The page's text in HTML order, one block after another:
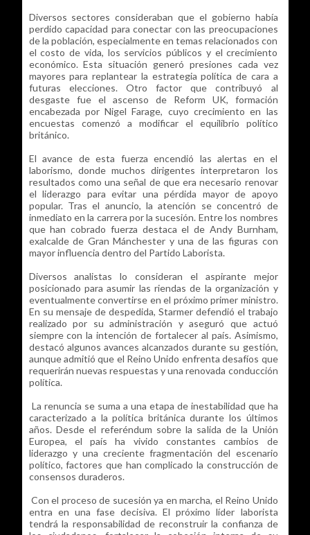
Diversos sectores consideraban que el gobierno había
perdido capacidad para conectar con las preocupaciones
de la población, especialmente en temas relacionados con
el costo de vida, los servicios públicos y el crecimiento
económico. Esta situación generó presiones cada vez
mayores para replantear la estrategia política de cara a
futuras elecciones. Otro factor que contribuyó al
desgaste fue el ascenso de Reform UK, formación
encabezada por Nigel Farage, cuyo crecimiento en las
encuestas comenzó a modificar el equilibrio político
británico.
El avance de esta fuerza encendió las alertas en el
laborismo, donde muchos dirigentes interpretaron los
resultados como una señal de que era necesario renovar
el liderazgo para evitar una pérdida mayor de apoyo
popular. Tras el anuncio, la atención se concentró de
inmediato en la carrera por la sucesión. Entre los nombres
que han cobrado fuerza destaca el de Andy Burnham,
exalcalde de Gran Mánchester y una de las figuras con
mayor influencia dentro del Partido Laborista.
Diversos analistas lo consideran el aspirante mejor
posicionado para asumir las riendas de la organización y
eventualmente convertirse en el próximo primer ministro.
En su mensaje de despedida, Starmer defendió el trabajo
realizado por su administración y aseguró que actuó
siempre con la intención de fortalecer al país. Asimismo,
destacó algunos avances alcanzados durante su gestión,
aunque admitió que el Reino Unido enfrenta desafíos que
requerirán nuevas respuestas y una renovada conducción
política.
La renuncia se suma a una etapa de inestabilidad que ha
caracterizado a la política británica durante los últimos
años. Desde el referéndum sobre la salida de la Unión
Europea, el país ha vivido constantes cambios de
liderazgo y una creciente fragmentación del escenario
político, factores que han complicado la construcción de
consensos duraderos.
Con el proceso de sucesión ya en marcha, el Reino Unido
entra en una fase decisiva. El próximo líder laborista
tendrá la responsabilidad de reconstruir la confianza de